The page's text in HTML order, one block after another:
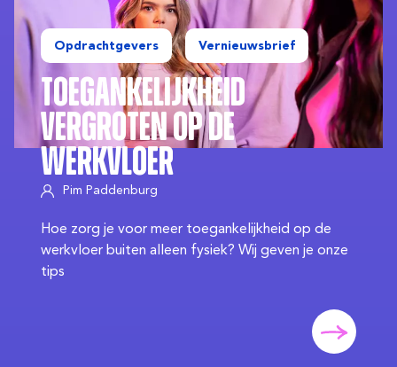
Opdrachtgevers Vernieuwsbrief
Toegankelijkheid
Vergroten op de
Werkvloer
Pim Paddenburg
Hoe zorg je voor meer toegankelijkheid op de
werkvloer buiten alleen fysiek? Wij geven je onze
tips